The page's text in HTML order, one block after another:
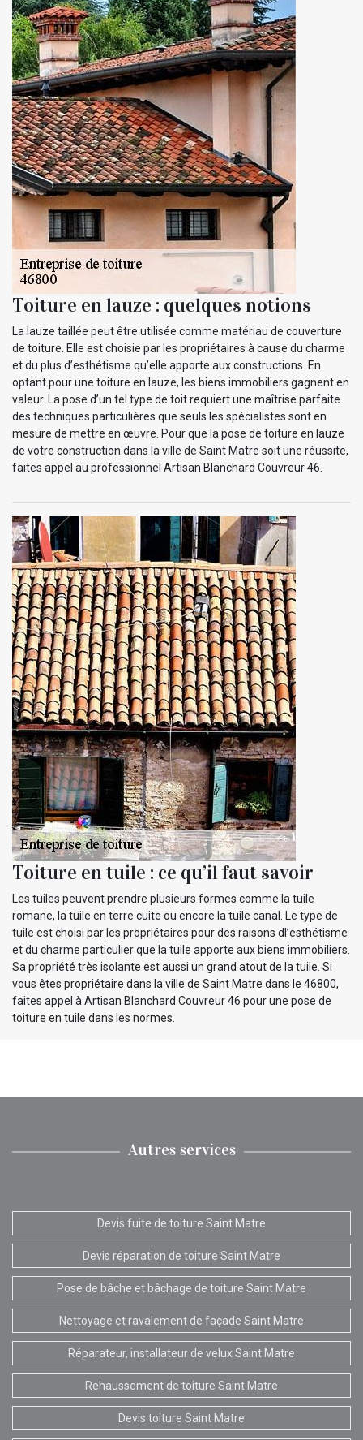
Toiture en lauze : quelques notions
La lauze taillée peut être utilisée comme matériau de couverture
de toiture. Elle est choisie par les propriétaires à cause du charme
et du plus d’esthétisme qu’elle apporte aux constructions. En
optant pour une toiture en lauze, les biens immobiliers gagnent en
valeur. La pose d’un tel type de toit requiert une maîtrise parfaite
des techniques particulières que seuls les spécialistes sont en
mesure de mettre en œuvre. Pour que la pose de toiture en lauze
de votre construction dans la ville de Saint Matre soit une réussite,
faites appel au professionnel Artisan Blanchard Couvreur 46.
Toiture en tuile : ce qu’il faut savoir
Les tuiles peuvent prendre plusieurs formes comme la tuile
romane, la tuile en terre cuite ou encore la tuile canal. Le type de
tuile est choisi par les propriétaires pour des raisons dl’esthétisme
et du charme particulier que la tuile apporte aux biens immobiliers.
Sa propriété très isolante est aussi un grand atout de la tuile. Si
vous êtes propriétaire dans la ville de Saint Matre dans le 46800,
faites appel à Artisan Blanchard Couvreur 46 pour une pose de
toiture en tuile dans les normes.
Autres services
Devis fuite de toiture Saint Matre
Devis réparation de toiture Saint Matre
Pose de bâche et bâchage de toiture Saint Matre
Nettoyage et ravalement de façade Saint Matre
Réparateur, installateur de velux Saint Matre
Rehaussement de toiture Saint Matre
Devis toiture Saint Matre